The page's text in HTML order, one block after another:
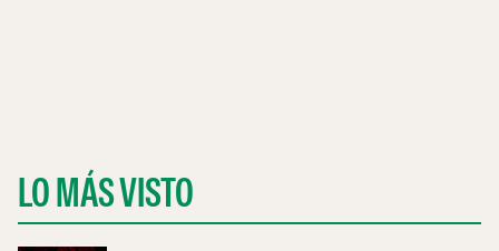
LO MÁS VISTO